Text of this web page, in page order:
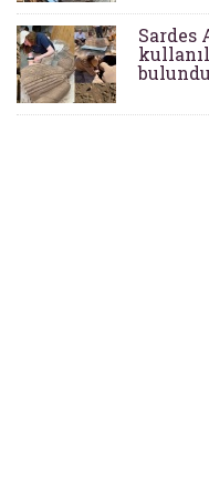
Sardes
bulundu